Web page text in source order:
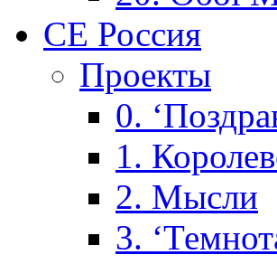
CE Россия
Проекты
0.
1.
2. Мысли
3.